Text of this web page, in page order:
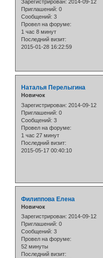
Зарегистрирован: 2014-09-12
Приглашений: 0
Сообщений: 3
Провел на форуме:
1 час 8 минут
Последний визит:
2015-01-28 16:22:59
Наталья Перелыгина
Новичок
Зарегистрирован: 2014-09-12
Приглашений: 0
Сообщений: 3
Провел на форуме:
1 час 27 минут
Последний визит:
2015-05-17 00:40:10
Филиппова Елена
Новичок
Зарегистрирован: 2014-09-12
Приглашений: 0
Сообщений: 3
Провел на форуме:
52 минуты
Последний визит: